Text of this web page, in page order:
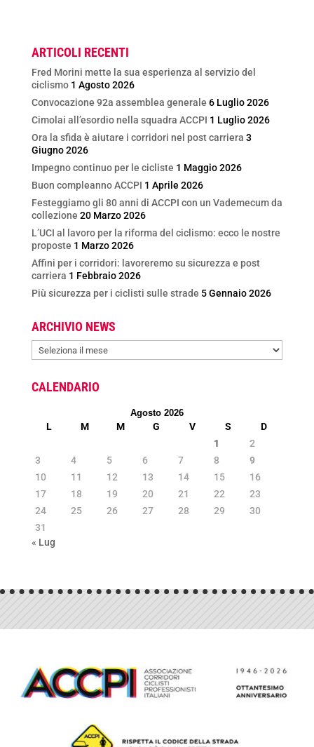
ARTICOLI RECENTI
Fred Morini mette la sua esperienza al servizio del
ciclismo 1 Agosto 2026
Convocazione 92a assemblea generale 6 Luglio 2026
Cimolai all’esordio nella squadra ACCPI 1 Luglio 2026
Ora la sfida è aiutare i corridori nel post carriera 3
Giugno 2026
Impegno continuo per le cicliste 1 Maggio 2026
Buon compleanno ACCPI 1 Aprile 2026
Festeggiamo gli 80 anni di ACCPI con un Vademecum da
collezione 20 Marzo 2026
L’UCI al lavoro per la riforma del ciclismo: ecco le nostre
proposte 1 Marzo 2026
Affini per i corridori: lavoreremo su sicurezza e post
carriera 1 Febbraio 2026
Più sicurezza per i ciclisti sulle strade 5 Gennaio 2026
ARCHIVIO NEWS
ARCHIVIO
NEWS
CALENDARIO
Agosto 2026
L M M G V S
D
1
2
3
4 5 6 7 8
9
10
11 12 13 14 15
16
17
18 19 20 21 22
23
24
25 26 27 28 29
30
31
« Lug